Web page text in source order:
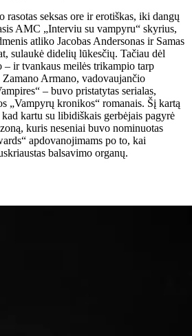
rasotas seksas ore ir erotiškas, iki dangų
AMC „Interviu su vampyru“ skyrius,
atliko Jacobas Andersonas ir Samas
sulaukė didelių lūkesčių. Tačiau dėl
ir tvankaus meilės trikampio tarp
Armano, vadovaujančio
– buvo pristatytas serialas,
„Vampyrų kronikos“ romanais. Šį kartą
kartu su libidiškais gerbėjais pagyrė
kuris neseniai buvo nominuotas
apdovanojimams po to, kai
balsavimo organų.